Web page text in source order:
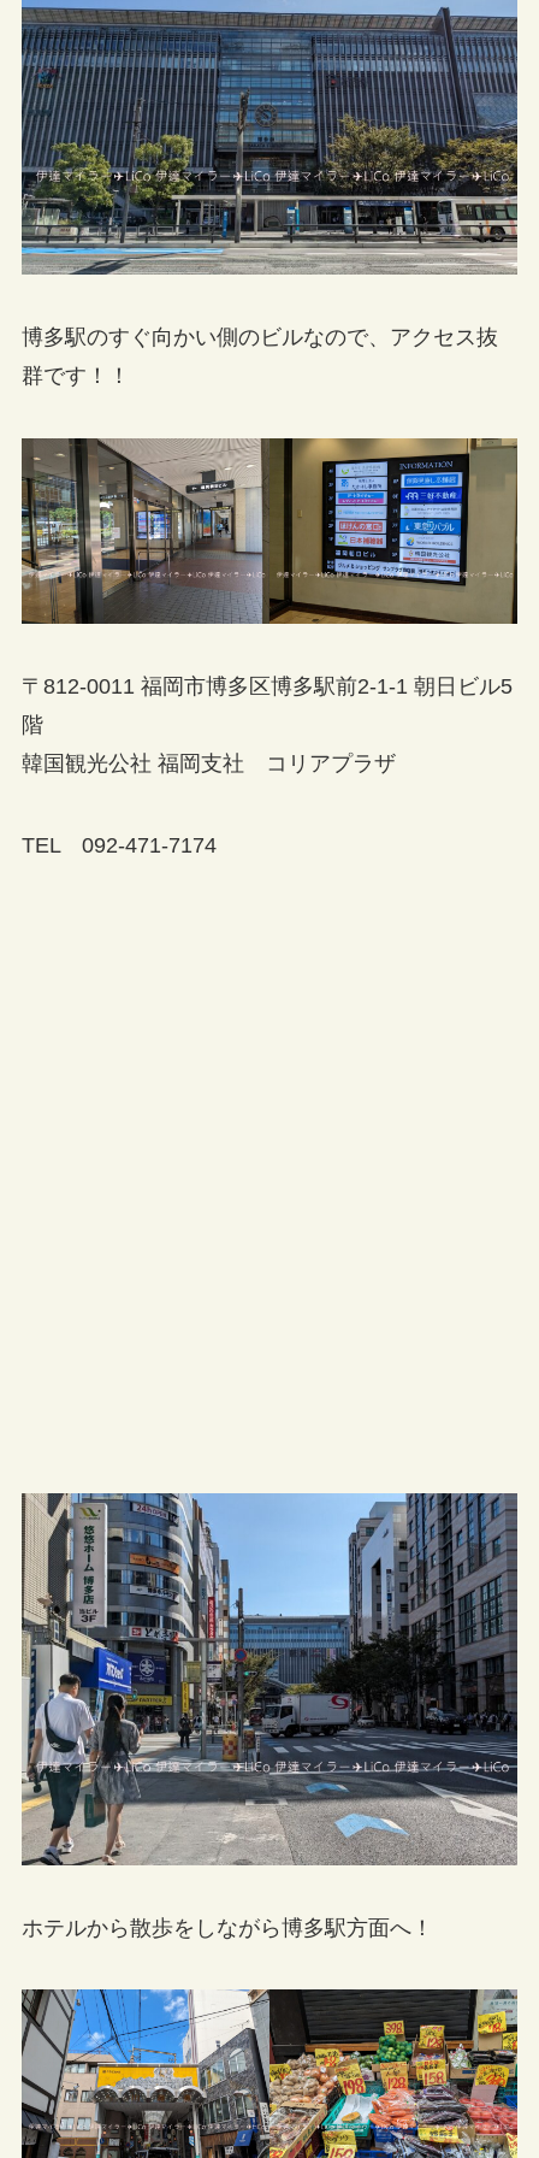
博多駅のすぐ向かい側のビルなので、アクセス抜
群です！！
〒812-0011 福岡市博多区博多駅前2-1-1 朝日ビル5
階
韓国観光公社 福岡支社 コリアプラザ
TEL 092-471-7174
ホテルから散歩をしながら博多駅方面へ！